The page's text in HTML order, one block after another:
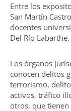
Entre los
San Martín
docentes
Del Río Labarthe.
Los órganos
conocen delitos
terrorismo,
activos, tráfico
otros, que